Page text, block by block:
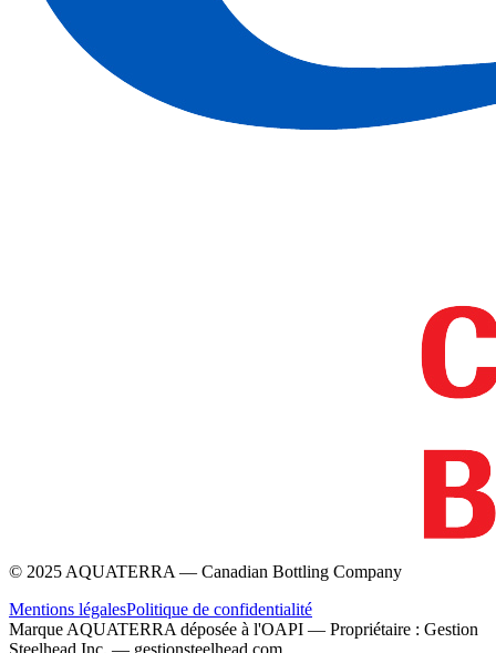
© 2025 AQUATERRA — Canadian Bottling Company
Mentions légalesPolitique de confidentialité
Marque AQUATERRA déposée à l'OAPI — Propriétaire : Gestion
Steelhead Inc. — gestionsteelhead.com